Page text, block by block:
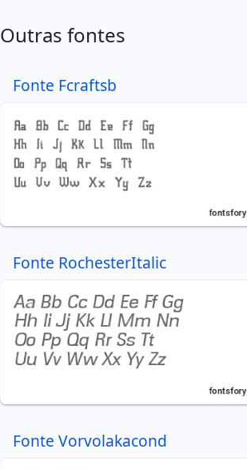
Outras fontes
Fonte Fcraftsb
Fonte RochesterItalic
Fonte Vorvolakacond